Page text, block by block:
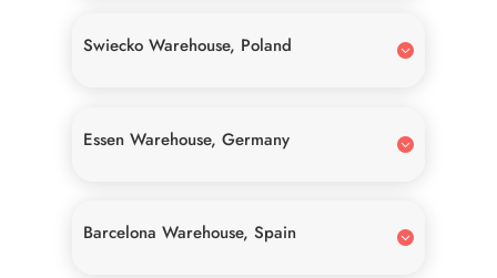
Swiecko Warehouse, Poland
Essen Warehouse, Germany
Barcelona Warehouse, Spain